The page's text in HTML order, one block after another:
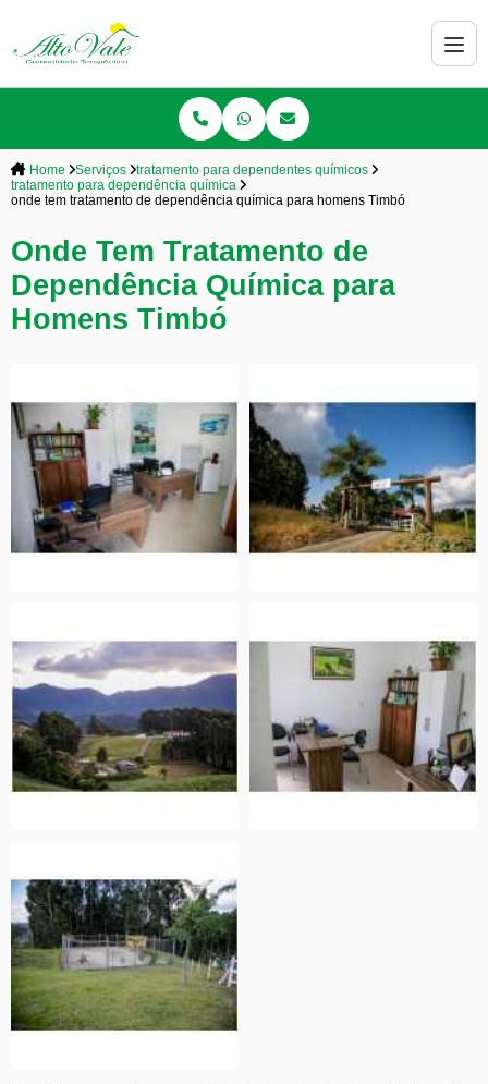
Home Serviços
tratamento para dependentes químicos
tratamento para dependência química
onde tem tratamento de dependência química para homens Timbó
Onde Tem Tratamento de
Dependência Química para
Homens Timbó